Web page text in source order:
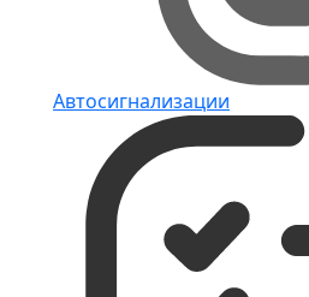
Автосигнализации